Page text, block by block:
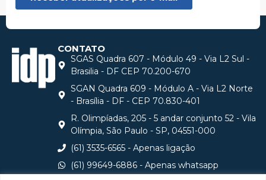
CONTATO
SGAS Quadra 607 - Módulo 49 - Via L2 Sul -
Brasilia - DF CEP 70.200-670
SGAN Quadra 609 - Módulo A - Via L2 Norte
- Brasília - DF - CEP 70.830-401
R. Olimpíadas, 205 - 5 andar conjunto 52 - Vila
Olímpia, São Paulo - SP, 04551-000
(61) 3535-6565 - Apenas ligação
(61) 99649-6886 - Apenas whatsapp